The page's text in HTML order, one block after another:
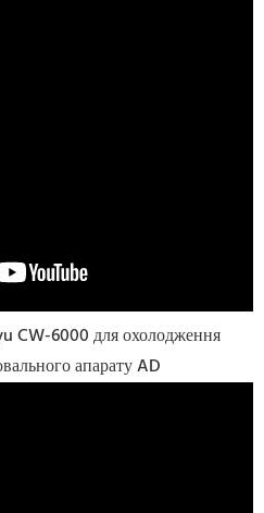
CW-6000 для охолодження
апарату AD